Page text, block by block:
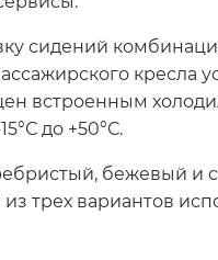
сидений
кресла
встроенным
до +50°С.
бежевый и
трех вариантов